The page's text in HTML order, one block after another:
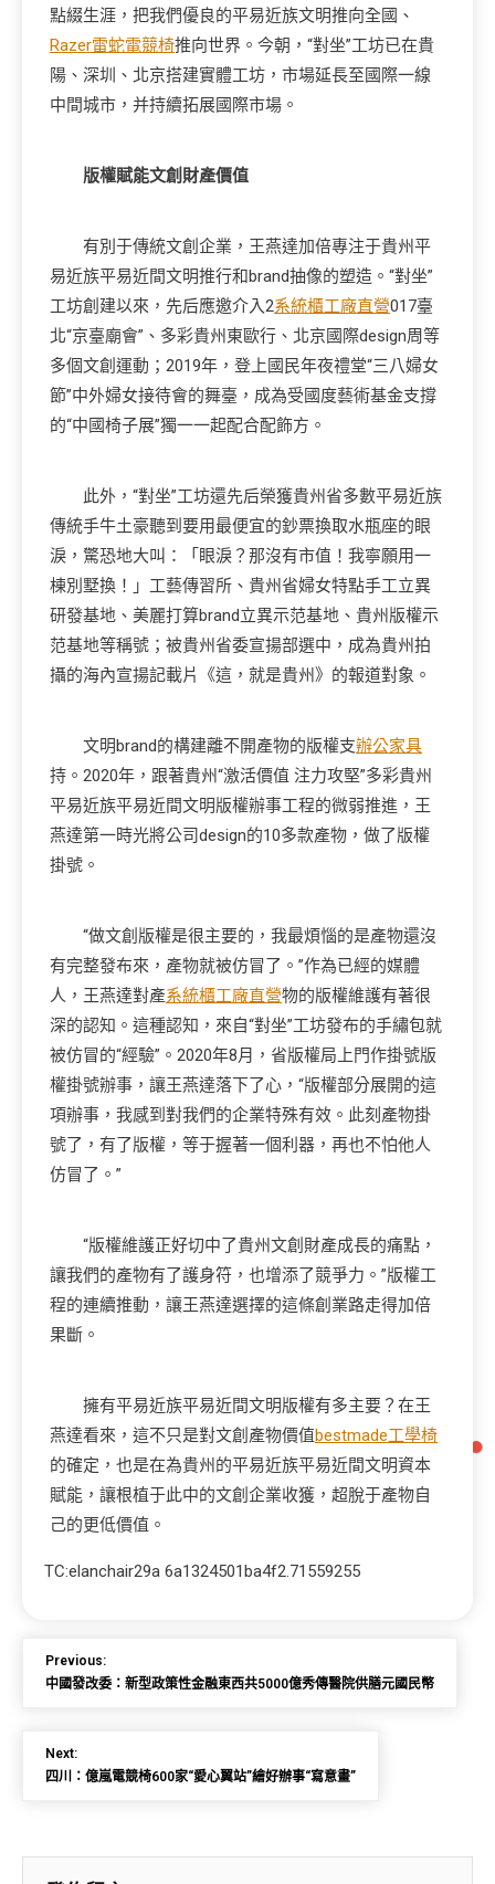
點綴生涯，把我們優良的平易近族文明推向全國、
Razer雷蛇電競椅推向世界。今朝，“對坐”工坊已在貴
陽、深圳、北京搭建實體工坊，市場延長至國際一線
中間城市，并持續拓展國際市場。
版權賦能文創財產價值
有別于傳統文創企業，王燕達加倍專注于貴州平
易近族平易近間文明推行和brand抽像的塑造。“對坐”
工坊創建以來，先后應邀介入2系統櫃工廠直營017臺
北“京臺廟會”、多彩貴州東歐行、北京國際design周等
多個文創運動；2019年，登上國民年夜禮堂“三八婦女
節”中外婦女接待會的舞臺，成為受國度藝術基金支撐
的“中國椅子展”獨一一起配合配飾方。
此外，“對坐”工坊還先后榮獲貴州省多數平易近族
傳統手牛土豪聽到要用最便宜的鈔票換取水瓶座的眼
淚，驚恐地大叫：「眼淚？那沒有市值！我寧願用一
棟別墅換！」工藝傳習所、貴州省婦女特點手工立異
研發基地、美麗打算brand立異示范基地、貴州版權示
范基地等稱號；被貴州省委宣揚部選中，成為貴州拍
攝的海內宣揚記載片《這，就是貴州》的報道對象。
文明brand的構建離不開產物的版權支辦公家具
持。2020年，跟著貴州“激活價值 注力攻堅”多彩貴州
平易近族平易近間文明版權辦事工程的微弱推進，王
燕達第一時光將公司design的10多款產物，做了版權
掛號。
“做文創版權是很主要的，我最煩惱的是產物還沒
有完整發布來，產物就被仿冒了。”作為已經的媒體
人，王燕達對產系統櫃工廠直營物的版權維護有著很
深的認知。這種認知，來自“對坐”工坊發布的手繡包就
被仿冒的“經驗”。2020年8月，省版權局上門作掛號版
權掛號辦事，讓王燕達落下了心，“版權部分展開的這
項辦事，我感到對我們的企業特殊有效。此刻產物掛
號了，有了版權，等于握著一個利器，再也不怕他人
仿冒了。”
“版權維護正好切中了貴州文創財產成長的痛點，
讓我們的產物有了護身符，也增添了競爭力。”版權工
程的連續推動，讓王燕達選擇的這條創業路走得加倍
果斷。
擁有平易近族平易近間文明版權有多主要？在王
燕達看來，這不只是對文創產物價值bestmade工學椅
的確定，也是在為貴州的平易近族平易近間文明資本
賦能，讓根植于此中的文創企業收獲，超脫于產物自
己的更低價值。
TC:elanchair29a 6a1324501ba4f2.71559255
Previous:
中國發改委：新型政策性金融東西共5000億秀傳醫院供膳元國民幣
Next:
四川：億嵐電競椅600家“愛心翼站”繪好辦事“寫意畫”